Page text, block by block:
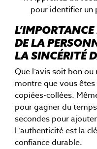
pour identifier un
DE LA
LA SINCÉRITÉ
Que l’avis soit bon
montre que vous
copiées-collées.
pour gagner du
secondes pour
L’authenticité est la
confiance durable.